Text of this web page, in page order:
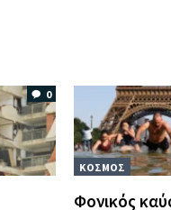
0
ΚΟΣΜΟΣ
Φονικός